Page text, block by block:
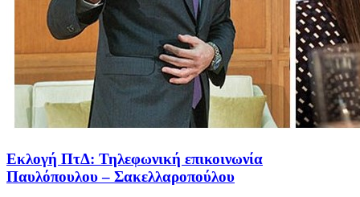
Εκλογή ΠτΔ: Τηλεφωνική επικοινωνία
Παυλόπουλου – Σακελλαροπούλου